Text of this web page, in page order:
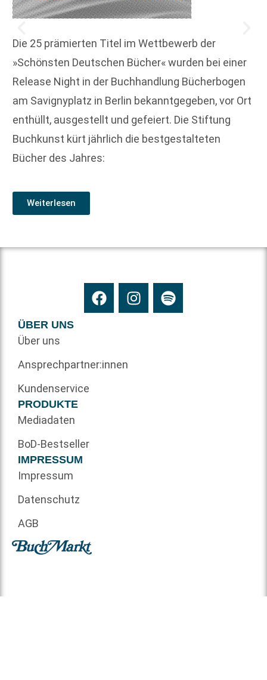
Die 25 prämierten Titel im Wettbewerb der
»Schönsten Deutschen Bücher« wurden bei einer
Release Night in der Buchhandlung Bücherbogen
am Savignyplatz in Berlin bekanntgegeben, vor Ort
enthüllt, ausgestellt und gefeiert. Die Stiftung
Buchkunst kürt jährlich die bestgestalteten
Bücher des Jahres:
Weiterlesen
ÜBER UNS
Über uns
Ansprechpartner:innen
Kundenservice
PRODUKTE
Mediadaten
BoD-Bestseller
IMPRESSUM
Impressum
Datenschutz
AGB